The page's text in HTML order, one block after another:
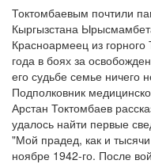
Токтомбаевым почтили
Кыргызстана
Красноармеец из
года в боях за
его судьбе семье ничего
Подполковник
Арстан Токтомбаев
удалось найти первые
"Мой прадед, как и
ноябре 1942-го. После